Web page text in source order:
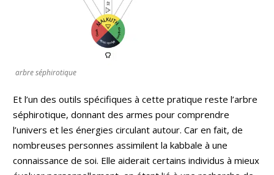
arbre séphirotique
Et l’un des outils spécifiques à cette pratique reste l’arbre
séphirotique, donnant des armes pour comprendre
l’univers et les énergies circulant autour. Car en fait, de
nombreuses personnes assimilent la kabbale à une
connaissance de soi. Elle aiderait certains individus à mieux